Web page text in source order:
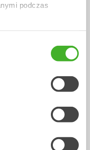
podczas
7-12tony